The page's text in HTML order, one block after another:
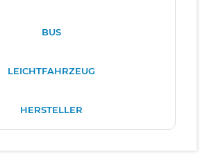
BUS
LEICHTFAHRZEUG
HERSTELLER